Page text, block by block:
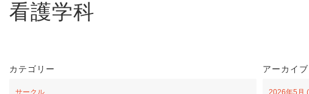
看護学科
カテゴリー
サークル
アーカイブ
2026年5月